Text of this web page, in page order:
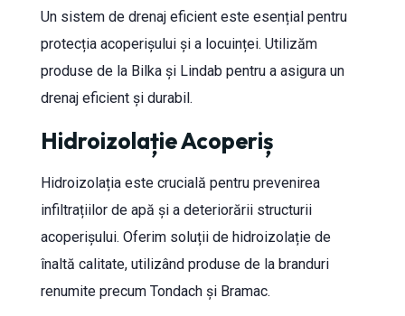
Un sistem de drenaj eficient este esențial pentru
protecția acoperișului și a locuinței. Utilizăm
produse de la Bilka și Lindab pentru a asigura un
drenaj eficient și durabil.
Hidroizolație Acoperiș
Hidroizolația este crucială pentru prevenirea
infiltrațiilor de apă și a deteriorării structurii
acoperișului. Oferim soluții de hidroizolație de
înaltă calitate, utilizând produse de la branduri
renumite precum Tondach și Bramac.